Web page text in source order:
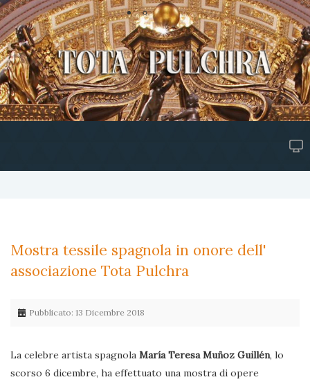
Mostra tessile spagnola in onore dell'
associazione Tota Pulchra
Pubblicato: 13 Dicembre 2018
La celebre artista spagnola María Teresa Muñoz Guillén, lo
scorso 6 dicembre, ha effettuato una mostra di opere